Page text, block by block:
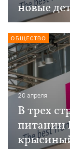
новые
20 апреля
В трех
питании
ОБЩЕСТВО